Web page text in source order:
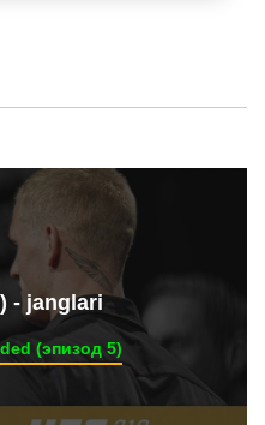
- janglari
(эпизод 5)